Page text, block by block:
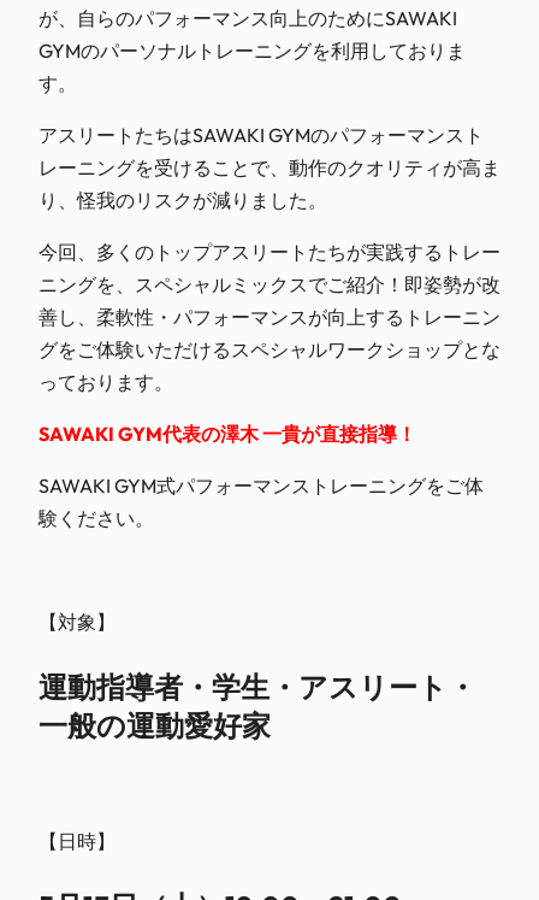
が、自らのパフォーマンス向上のためにSAWAKI
GYMのパーソナルトレーニングを利用しておりま
す。
アスリートたちはSAWAKI GYMのパフォーマンスト
レーニングを受けることで、動作のクオリティが高ま
り、怪我のリスクが減りました。
今回、多くのトップアスリートたちが実践するトレー
ニングを、スペシャルミックスでご紹介！即姿勢が改
善し、柔軟性・パフォーマンスが向上するトレーニン
グをご体験いただけるスペシャルワークショップとな
っております。
SAWAKI GYM代表の澤木 一貴が直接指導！
SAWAKI GYM式パフォーマンストレーニングをご体
験ください。
【対象】
運動指導者・学生・アスリート・
一般の運動愛好家
【日時】